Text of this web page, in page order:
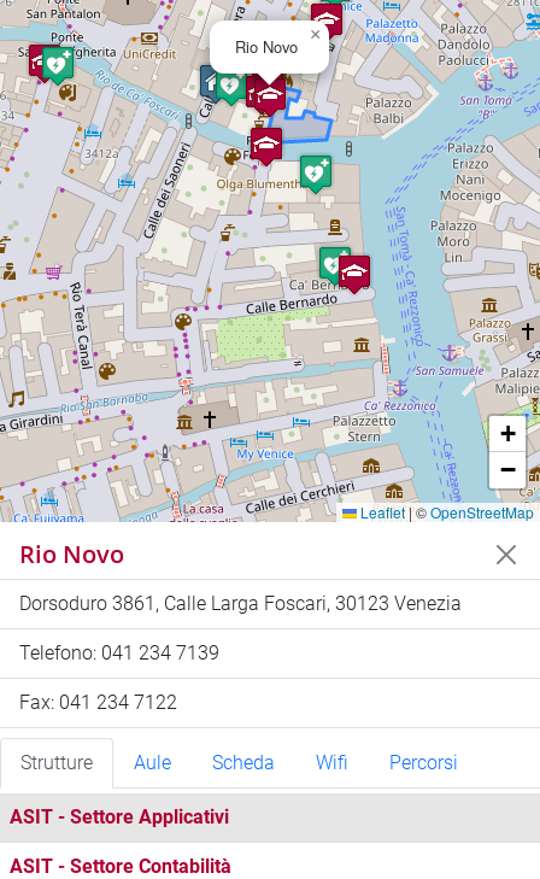
Rio Novo
×
+
−
Leaflet|©OpenStreetMap
Rio Novo
Dorsoduro 3861, Calle Larga Foscari, 30123 Venezia
Telefono: 041 234 7139
Fax: 041 234 7122
Strutture Aule Scheda Wifi Percorsi
ASIT - Settore Applicativi
ASIT - Settore Contabilità